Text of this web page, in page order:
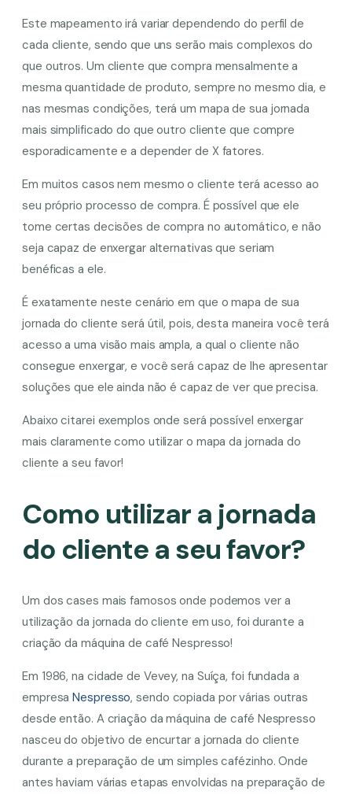
Este mapeamento irá variar dependendo do perfil de
cada cliente, sendo que uns serão mais complexos do
que outros. Um cliente que compra mensalmente a
mesma quantidade de produto, sempre no mesmo dia, e
nas mesmas condições, terá um mapa de sua jornada
mais simplificado do que outro cliente que compre
esporadicamente e a depender de X fatores.
Em muitos casos nem mesmo o cliente terá acesso ao
seu próprio processo de compra. É possível que ele
tome certas decisões de compra no automático, e não
seja capaz de enxergar alternativas que seriam
benéficas a ele.
É exatamente neste cenário em que o mapa de sua
jornada do cliente será útil, pois, desta maneira você terá
acesso a uma visão mais ampla, a qual o cliente não
consegue enxergar, e você será capaz de lhe apresentar
soluções que ele ainda não é capaz de ver que precisa.
Abaixo citarei exemplos onde será possível enxergar
mais claramente como utilizar o mapa da jornada do
cliente a seu favor!
Como utilizar a jornada
do cliente a seu favor?
Um dos cases mais famosos onde podemos ver a
utilização da jornada do cliente em uso, foi durante a
criação da máquina de café Nespresso!
Em 1986, na cidade de Vevey, na Suíça, foi fundada a
empresa Nespresso, sendo copiada por várias outras
desde então. A criação da máquina de café Nespresso
nasceu do objetivo de encurtar a jornada do cliente
durante a preparação de um simples cafézinho. Onde
antes haviam várias etapas envolvidas na preparação de